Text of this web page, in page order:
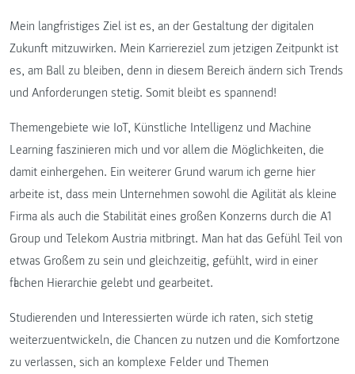
Mein langfristiges Ziel ist es, an der Gestaltung der digitalen
Zukunft mitzuwirken. Mein Karriereziel zum jetzigen Zeitpunkt ist
es, am Ball zu bleiben, denn in diesem Bereich ändern sich Trends
und Anforderungen stetig. Somit bleibt es spannend!
Themengebiete wie IoT, Künstliche Intelligenz und Machine
Learning faszinieren mich und vor allem die Möglichkeiten, die
damit einhergehen. Ein weiterer Grund warum ich gerne hier
arbeite ist, dass mein Unternehmen sowohl die Agilität als kleine
Firma als auch die Stabilität eines großen Konzerns durch die A1
Group und Telekom Austria mitbringt. Man hat das Gefühl Teil von
etwas Großem zu sein und gleichzeitig, gefühlt, wird in einer
flachen Hierarchie gelebt und gearbeitet.
Studierenden und Interessierten würde ich raten, sich stetig
weiterzuentwickeln, die Chancen zu nutzen und die Komfortzone
zu verlassen, sich an komplexe Felder und Themen